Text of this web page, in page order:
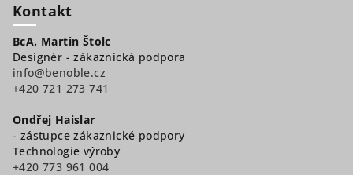
Kontakt
BcA. Martin Štolc
Designér - zákaznická podpora
info@benoble.cz
+420 721 273 741
Ondřej Haislar
- zástupce zákaznické podpory
Technologie výroby
+420 773 961 004